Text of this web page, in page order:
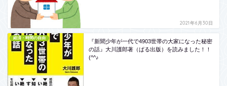
2021年6月30日
経済・時間の自由
『新聞少年が一代で4903世帯の大家になった秘密
の話』大川護郎著（ぱる出版）を読みました！！
(^^♪